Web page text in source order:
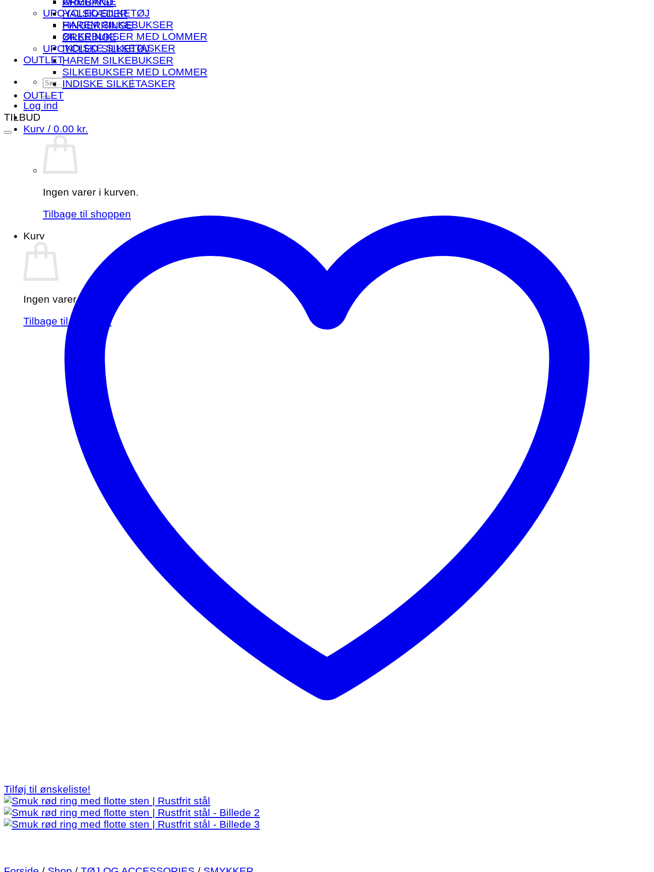
UPCYCLED SILKETØJ
HAREM SILKEBUKSER
SILKEBUKSER MED LOMMER
INDISKE SILKETASKER
OUTLET
Søg
efter:
Log ind
Kurv / 0.00 kr.
Ingen varer i kurven.
Tilbage til shoppen
Kurv
Ingen varer i kurven.
Tilbage til shoppen
HALSKÆDER
FINGERRINGE
ØRERINGE
UPCYCLED SILKETØJ
HAREM SILKEBUKSER
SILKEBUKSER MED LOMMER
INDISKE SILKETASKER
OUTLET
TILBUD
Tilføj til ønskeliste!